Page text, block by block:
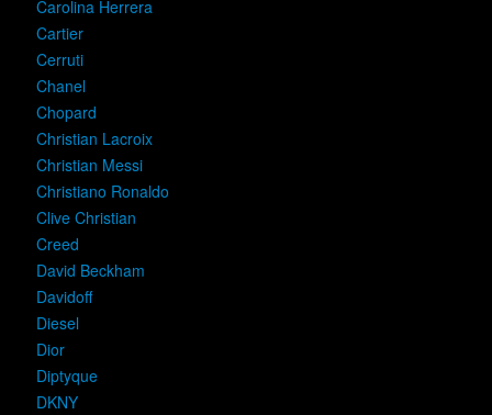
Carolina Herrera
Cartier
Cerruti
Chanel
Chopard
Christian Lacroix
Christian Messi
Christiano Ronaldo
Clive Christian
Creed
David Beckham
Davidoff
Diesel
Dior
Diptyque
DKNY